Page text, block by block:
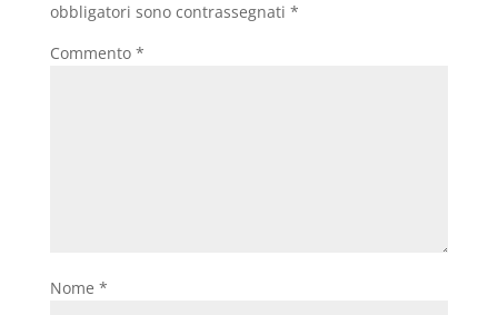
obbligatori sono contrassegnati *
Commento *
Nome *